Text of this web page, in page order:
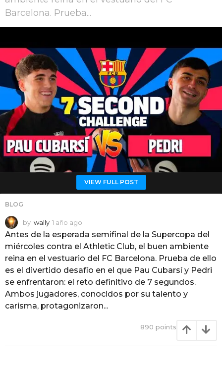
Barcelona. Prueba...
VIEW FULL POST
BLOG
by wally 1 año ago
a
ñ
o
a
g
o
Antes de la esperada semifinal de la Supercopa del
miércoles contra el Athletic Club, el buen ambiente
reina en el vestuario del FC Barcelona. Prueba de ello
es el divertido desafío en el que Pau Cubarsí y Pedri
se enfrentaron: el reto definitivo de 7 segundos.
Ambos jugadores, conocidos por su talento y
carisma, protagonizaron...
890 points